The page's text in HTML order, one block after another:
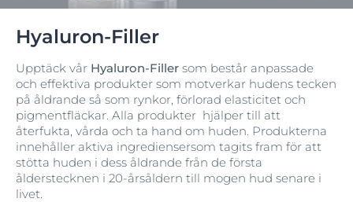
Hyaluron-Filler
Upptäck vår Hyaluron-Filler som består anpassade
och effektiva produkter som motverkar hudens tecken
på åldrande så som rynkor, förlorad elasticitet och
pigmentfläckar. Alla produkter hjälper till att
återfukta, vårda och ta hand om huden. Produkterna
innehåller aktiva ingrediensersom tagits fram för att
stötta huden i dess åldrande från de första
ålderstecknen i 20-årsåldern till mogen hud senare i
livet.